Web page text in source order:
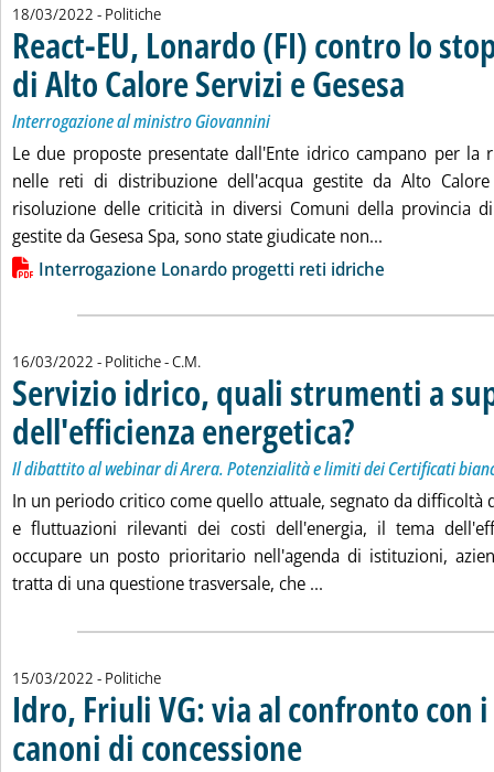
18/03/2022 - Politiche
React-EU, Lonardo (FI) contro lo
di Alto Calore Servizi e Gesesa . Sottotitolo:
. Pubblicata
Interrogazione al ministro Giovannini
Le due proposte presentate dall'Ente idrico campano per la
nelle reti di distribuzione dell'acqua gestite da Alto
risoluzione delle criticità in diversi Comuni della provincia
gestite da Gesesa Spa, sono state giudicate non...
Lista allegati PDF alla notizia
Interrogazione Lonardo progetti reti idriche
16/03/2022 - Politiche -di:
C.M.
Servizio idrico, quali strumenti a
dell'efficienza energetica?. Sottotitolo: Il dibattito al
. Pubblicata mercoledì 16
Il dibattito al webinar di Arera. Potenzialità e limiti dei Certificati
In un periodo critico come quello attuale, segnato da difficoltà
e fluttuazioni rilevanti dei costi dell'energia, il tema
occupare un posto prioritario nell'agenda di istituzioni,
tratta di una questione trasversale, che ...
15/03/2022 - Politiche
Idro, Friuli VG: via al confronto con
canoni di concessione